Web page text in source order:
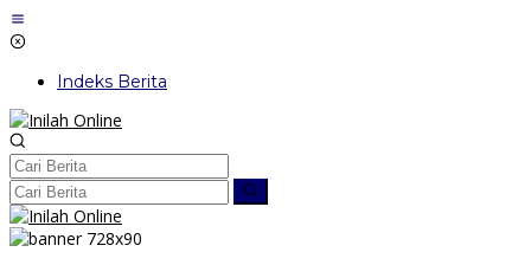
Lewati
ke
Indeks Berita